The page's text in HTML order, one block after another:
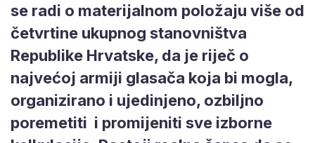
se radi o materijalnom položaju više od
četvrtine ukupnog stanovništva
Republike Hrvatske, da je riječ o
najvećoj armiji glasača koja bi mogla,
organizirano i ujedinjeno, ozbiljno
poremetiti i promijeniti sve izborne